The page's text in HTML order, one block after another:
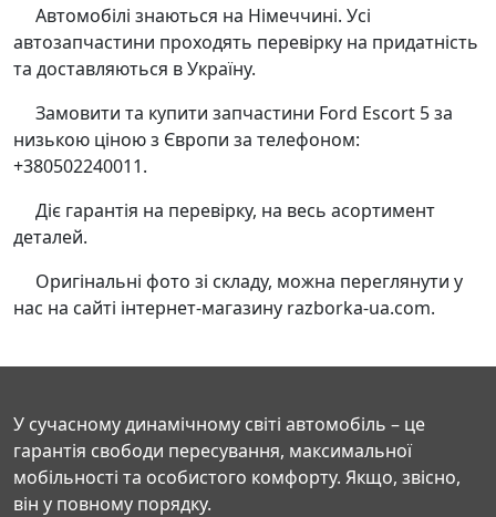
Автомобілі знаються на Німеччині. Усі
автозапчастини проходять перевірку на придатність
та доставляються в Україну.
Замовити та купити запчастини Ford Escort 5 за
низькою ціною з Європи за телефоном:
+380502240011.
Діє гарантія на перевірку, на весь асортимент
деталей.
Оригінальні фото зі складу, можна переглянути у
нас на сайті інтернет-магазину razborka-ua.com.
У сучасному динамічному світі автомобіль – це
гарантія свободи пересування, максимальної
мобільності та особистого комфорту. Якщо, звісно,
він у повному порядку.